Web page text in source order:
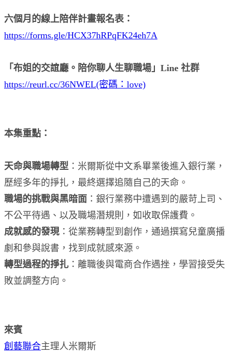
六個月的線上陪伴計畫報名表：
https://forms.gle/HCX37hRPqFK24eh7A
「布姐的交誼廳。陪你聊人生聊職場」Line 社群
https://reurl.cc/36NWEL(密碼：love)
本集重點：
天命與職場轉型 ：米爾斯從中文系畢業後進入銀行業，
歷經多年的掙扎，最終選擇追隨自己的天命。
職場的挑戰與黑暗面 ：銀行業務中遭遇到的嚴苛上司、
不公平待遇、以及職場潛規則，如收取保護費。
成就感的發現：從業務轉型到創作，通過撰寫兒童廣播
劇和參與說書，找到成就感來源。
轉型過程的掙扎 ：離職後與電商合作遇挫，學習接受失
敗並調整方向。
來賓
創藝聯合主理人米爾斯